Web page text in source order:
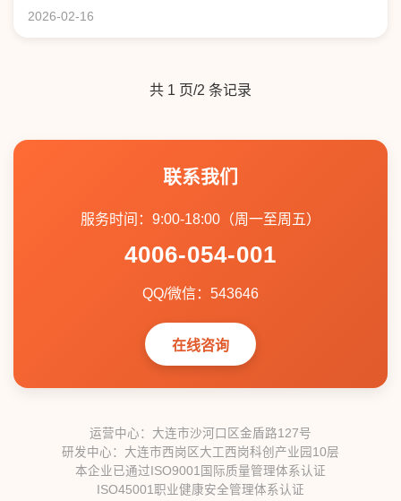
2026-02-16
共 1 页/2 条记录
联系我们
服务时间：9:00-18:00（周一至周五）
4006-054-001
QQ/微信：543646
在线咨询
运营中心：大连市沙河口区金盾路127号
研发中心：大连市西岗区大工西岗科创产业园10层
本企业已通过ISO9001国际质量管理体系认证
ISO45001职业健康安全管理体系认证